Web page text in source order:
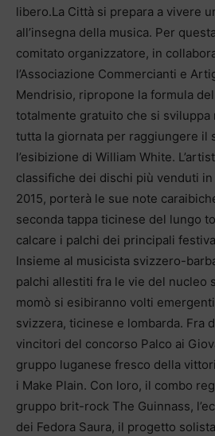
libero.La Città si prepara a vivere
all’insegna della musica. Per
comitato organizzatore, in
l’Associazione Commercianti e
Mendrisio, ripropone la formula
totalmente gratuito che si sviluppa
tutta la giornata per raggiungere il
l’esibizione di William White.
classifiche dei dischi più venduti in
2015, porterà le sue note
seconda tappa ticinese del lungo
calcare i palchi dei principali
Insieme al musicista svizzero-
palchi allestiti fra le vie del nucleo
momò si esibiranno volti
svizzera, ticinese e lombarda. Fra
vincitori del concorso Palco ai
gruppo luganese fresco della
i Make Plain. Con loro, il combo
gruppo brit-rock The Guinnass,
dei Fedora Saura, il progetto